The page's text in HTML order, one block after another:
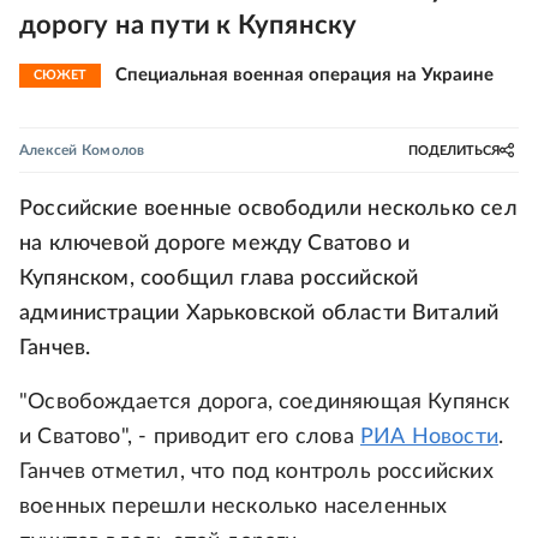
дорогу на пути к Купянску
СЮЖЕТ Специальная военная операция на Украине
Алексей Комолов ПОДЕЛИТЬСЯ
Российские военные освободили несколько сел
на ключевой дороге между Сватово и
Купянском, сообщил глава российской
администрации Харьковской области Виталий
Ганчев.
"Освобождается дорога, соединяющая Купянск
и Сватово", - приводит его слова РИА Новости.
Ганчев отметил, что под контроль российских
военных перешли несколько населенных